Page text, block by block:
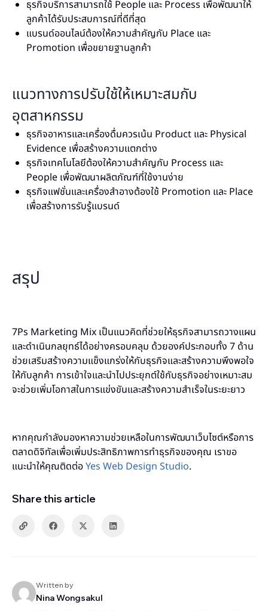
ธุรกิจบริการสามารถใช้ People และ Process เพื่อพัฒนาให้
ลูกค้าได้รับประสบการณ์ที่ดีที่สุด
แบรนด์ออนไลน์ต้องให้ความสำคัญกับ Place และ
Promotion เพื่อขยายฐานลูกค้า
แนวทางการปรับใช้ให้เหมาะสมกับ
อุตสาหกรรม
ธุรกิจอาหารและเครื่องดื่มควรเน้น Product และ Physical
Evidence เพื่อสร้างความแตกต่าง
ธุรกิจเทคโนโลยีต้องให้ความสำคัญกับ Process และ
People เพื่อพัฒนาผลิตภัณฑ์ที่ใช้งานง่าย
ธุรกิจแฟชั่นและเครื่องสำอางต้องใช้ Promotion และ Place
เพื่อสร้างการรับรู้แบรนด์
สรุป
7Ps Marketing Mix เป็นแนวคิดที่ช่วยให้ธุรกิจสามารถวางแผน
และดำเนินกลยุทธ์ได้อย่างครอบคลุม ด้วยองค์ประกอบทั้ง 7 ด้าน
ช่วยเสริมสร้างความแข็งแกร่งให้กับธุรกิจและสร้างความพึงพอใจ
ให้กับลูกค้า การเข้าใจและนำไปประยุกต์ใช้กับธุรกิจอย่างเหมาะสม
จะช่วยเพิ่มโอกาสในการแข่งขันและสร้างความสำเร็จในระยะยาว
หากคุณกำลังมองหาความช่วยเหลือในการพัฒนาเว็บไซต์หรือการ
ตลาดดิจิทัลเพื่อเพิ่มประสิทธิภาพการทำธุรกิจของคุณ เราขอ
แนะนำให้คุณติดต่อYes Web Design Studio.
Share this article
Written by
Nina Wongsakul